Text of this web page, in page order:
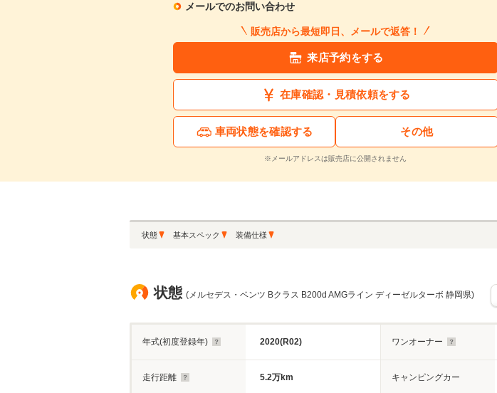
メールでのお問い合わせ
販売店から最短即日、メールで返答！
来店予約をする
在庫確認・見積依頼をする
車両状態を確認する その他
※メールアドレスは販売店に公開されません
状態 基本スペック 装備仕様
状態 (メルセデス・ベンツ Bクラス B200d AMGライン ディーゼルターボ 静岡県)
年式(初度登録年) 2020(R02) ワンオーナー
走行距離 5.2万km キャンピングカー